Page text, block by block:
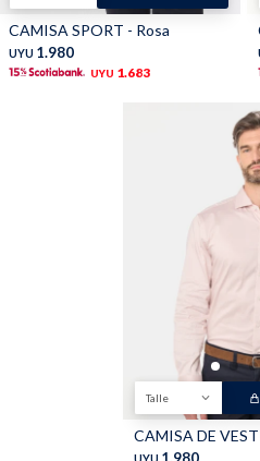
CAMISA SPORT - Rosa
UYU 1.980
UYU 1.683
Talle
CAMISA DE
UYU 1.980
Shorts